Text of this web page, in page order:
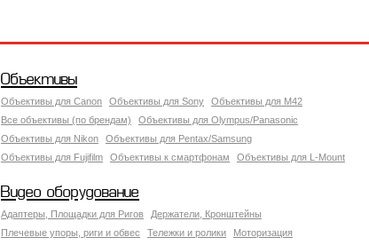
Объективы
Объективы для Canon Объективы для Sony
Объективы для M42
Все объективы (по брендам)
Объективы для Olympus/Panasonic
Объективы для Nikon
Объективы для Pentax/Samsung
Объективы для Fujifilm
Объективы к смартфонам Объективы для L-Mount
Видео оборудование
Адаптеры, Площадки для Ригов
Держатели, Кронштейны
Плечевые упоры, риги и обвес
Тележки и ролики
Моторизация